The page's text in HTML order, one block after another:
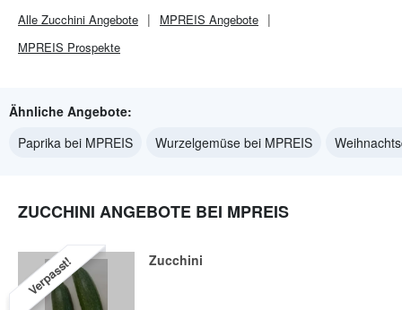
Alle Zucchini Angebote MPREIS Angebote
MPREIS Prospekte
Ähnliche Angebote:
Paprika bei MPREIS
Wurzelgemüse bei MPREIS
ZUCCHINI ANGEBOTE BEI MPREIS
Verpasst! Zucchini